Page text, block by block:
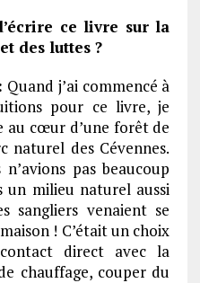
ce livre sur la
des luttes ?
Quand j’ai commencé à
pour ce livre, je
au cœur d’une forêt de
naturel des Cévennes.
pas beaucoup
un milieu naturel aussi
sangliers venaient se
! C’était un choix
direct avec la
chauffage, couper du